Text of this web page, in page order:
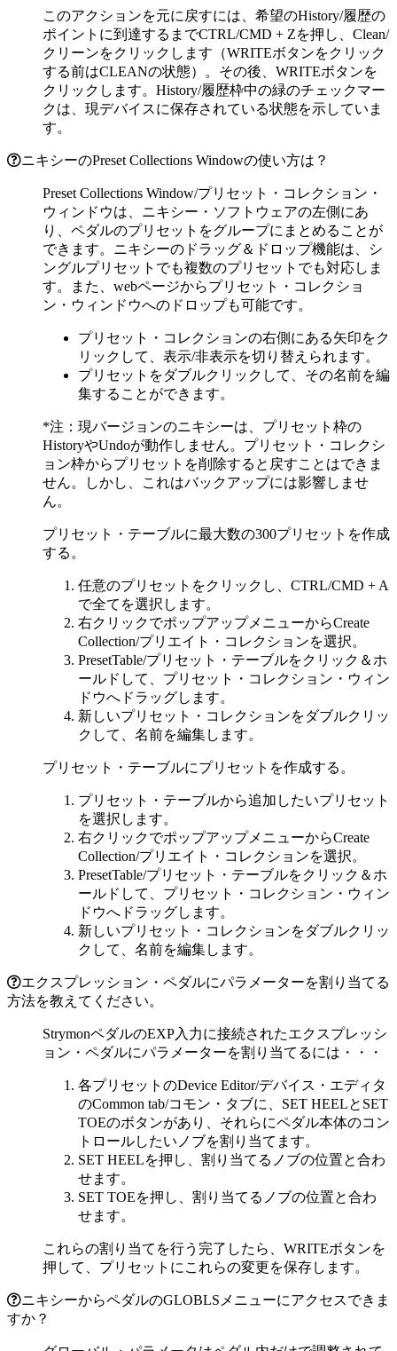
このアクションを元に戻すには、希望のHistory/履歴の
ポイントに到達するまでCTRL/CMD + Zを押し、Clean/
クリーンをクリックします（WRITEボタンをクリック
する前はCLEANの状態）。その後、WRITEボタンを
クリックします。History/履歴枠中の緑のチェックマー
クは、現デバイスに保存されている状態を示していま
す。
ニキシーのPreset Collections Windowの使い方は？
Preset Collections Window/プリセット・コレクション・
ウィンドウは、ニキシー・ソフトウェアの左側にあ
り、ペダルのプリセットをグループにまとめることが
できます。ニキシーのドラッグ＆ドロップ機能は、シ
ングルプリセットでも複数のプリセットでも対応しま
す。また、webページからプリセット・コレクショ
ン・ウィンドウへのドロップも可能です。
プリセット・コレクションの右側にある矢印をク
リックして、表示/非表示を切り替えられます。
プリセットをダブルクリックして、その名前を編
集することができます。
*注：現バージョンのニキシーは、プリセット枠の
HistoryやUndoが動作しません。プリセット・コレクシ
ョン枠からプリセットを削除すると戻すことはできま
せん。しかし、これはバックアップには影響しませ
ん。
プリセット・テーブルに最大数の300プリセットを作成
する。
任意のプリセットをクリックし、CTRL/CMD + A
で全てを選択します。
右クリックでポップアップメニューからCreate
Collection/プリエイト・コレクションを選択。
PresetTable/プリセット・テーブルをクリック＆ホ
ールドして、プリセット・コレクション・ウィン
ドウへドラッグします。
新しいプリセット・コレクションをダブルクリッ
クして、名前を編集します。
プリセット・テーブルにプリセットを作成する。
プリセット・テーブルから追加したいプリセット
を選択します。
右クリックでポップアップメニューからCreate
Collection/プリエイト・コレクションを選択。
PresetTable/プリセット・テーブルをクリック＆ホ
ールドして、プリセット・コレクション・ウィン
ドウへドラッグします。
新しいプリセット・コレクションをダブルクリッ
クして、名前を編集します。
エクスプレッション・ペダルにパラメーターを割り当てる
方法を教えてください。
StrymonペダルのEXP入力に接続されたエクスプレッシ
ョン・ペダルにパラメーターを割り当てるには・・・
各プリセットのDevice Editor/デバイス・エディタ
のCommon tab/コモン・タブに、SET HEELとSET
TOEのボタンがあり、それらにペダル本体のコン
トロールしたいノブを割り当てます。
SET HEELを押し、割り当てるノブの位置と合わ
せます。
SET TOEを押し、割り当てるノブの位置と合わ
せます。
これらの割り当てを行う完了したら、WRITEボタンを
押して、プリセットにこれらの変更を保存します。
ニキシーからペダルのGLOBLSメニューにアクセスできま
すか？